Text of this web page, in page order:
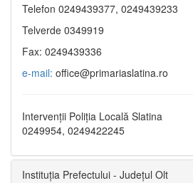
Telefon 0249439377, 0249439233
Telverde 0349919
Fax: 0249439336
e-mail: office@primariaslatina.ro
Intervenții Poliția Locală Slatina
0249954, 0249422245
Instituția Prefectului - Județul Olt